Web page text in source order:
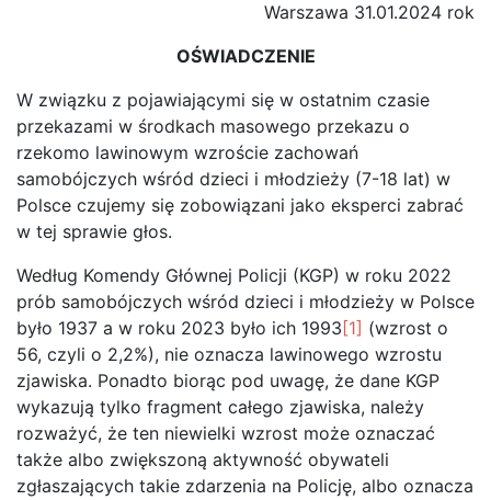
Warszawa 31.01.2024 rok
OŚWIADCZENIE
W związku z pojawiającymi się w ostatnim czasie
przekazami w środkach masowego przekazu o
rzekomo lawinowym wzroście zachowań
samobójczych wśród dzieci i młodzieży (7-18 lat) w
Polsce czujemy się zobowiązani jako eksperci zabrać
w tej sprawie głos.
Według Komendy Głównej Policji (KGP) w roku 2022
prób samobójczych wśród dzieci i młodzieży w Polsce
było 1937 a w roku 2023 było ich 1993 [1] (wzrost o
56, czyli o 2,2%), nie oznacza lawinowego wzrostu
zjawiska. Ponadto biorąc pod uwagę, że dane KGP
wykazują tylko fragment całego zjawiska, należy
rozważyć, że ten niewielki wzrost może oznaczać
także albo zwiększoną aktywność obywateli
zgłaszających takie zdarzenia na Policję, albo oznacza